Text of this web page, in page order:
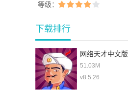
等级：
下载排行
网络天才中文版
51.03M
v8.5.26